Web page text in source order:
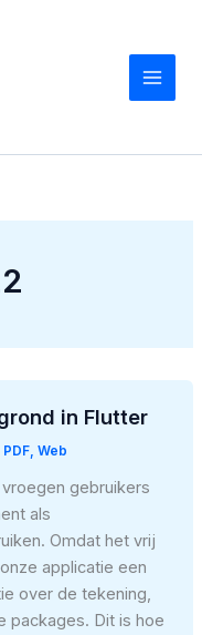
in Flutter
PDF, Web
gebruikers
als
Omdat het vrij
applicatie een
over de tekening,
packages. Dit is hoe